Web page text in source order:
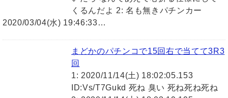
くるんだよ 2: 名も無きパチンカー
2020/03/04(水) 19:46:33…
まどかのパチンコで15回右で当てて3R3
回
1: 2020/11/14(土) 18:02:05.153
ID:Vs/T7Gukd 死ね 臭い 死ね死ね死ね